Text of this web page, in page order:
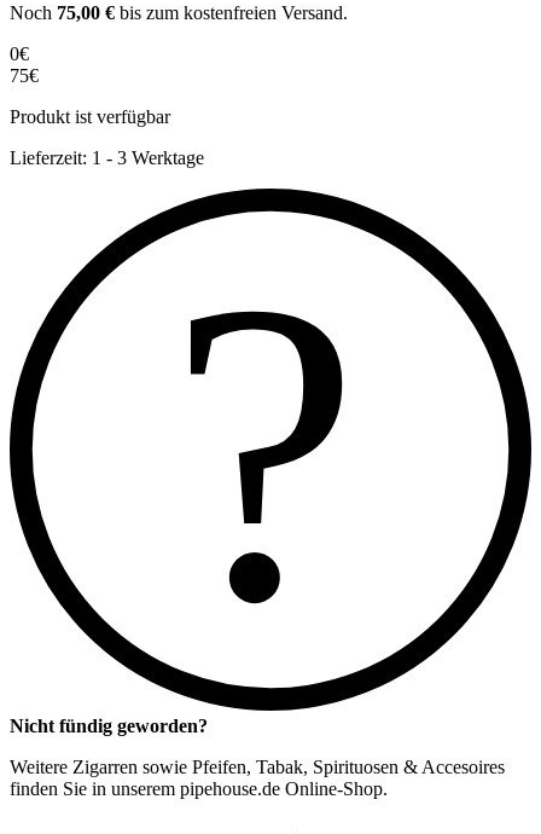
Noch 75,00 € bis zum kostenfreien Versand.
0€
75€
Produkt ist verfügbar
Lieferzeit: 1 - 3 Werktage
?
Nicht fündig geworden?
Weitere Zigarren sowie Pfeifen, Tabak, Spirituosen & Accesoires
finden Sie in unserem pipehouse.de Online-Shop.